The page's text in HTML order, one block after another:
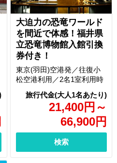
大迫力の恐竜ワールド
を間近で体感！福井県
立恐竜博物館入館引換
券付き！
21,400円 ～
66,900円
東京(羽田)空港発／往復小
松空港利用／2名1室利用時
検索